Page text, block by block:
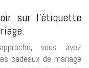
sur l’étiquette
vous avez
cadeaux de mariage